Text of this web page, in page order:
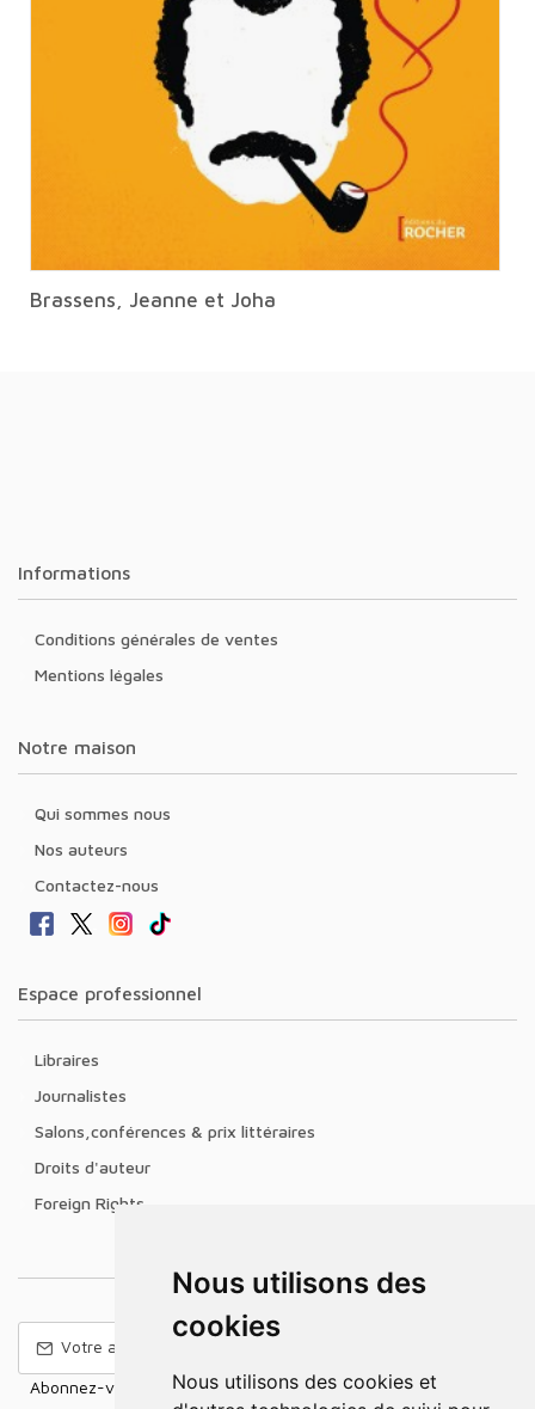
Nous utilisons des
cookies
Nous utilisons des cookies et
Brassens, Jeanne et Joha
Informations
Conditions générales de ventes
Mentions légales
Notre maison
Qui sommes nous
Nos auteurs
Contactez-nous
Espace professionnel
Libraires
Journalistes
Salons,conférences & prix littéraires
Droits d'auteur
Foreign Rights
Abonnez-vous à notre Newsletter pour recevoir nos nouvelles